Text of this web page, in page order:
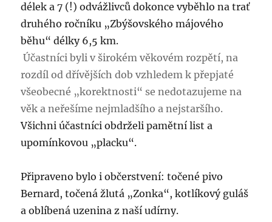
délek a 7 (!) odvážlivců dokonce vyběhlo na trať
druhého ročníku „Zbýšovského májového
běhu“ délky 6,5 km.
Účastníci byli v širokém věkovém rozpětí, na
rozdíl od dřívějších dob vzhledem k přepjaté
všeobecné „korektnosti“ se nedotazujeme na
věk a neřešíme nejmladšího a nejstaršího.
Všichni účastníci obdrželi pamětní list a
upomínkovou „placku“.
Připraveno bylo i občerstvení: točené pivo
Bernard, točená žlutá „Zonka“, kotlíkový guláš
a oblíbená uzenina z naší udírny.